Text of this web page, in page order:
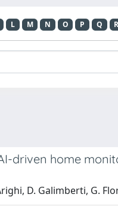
L M N O P Q R
driven home
D. Galimberti, G.